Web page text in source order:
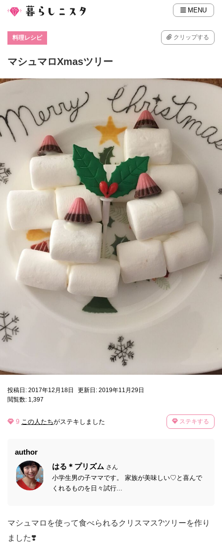
MENU
料理レシピ クリップする
マシュマロXmasツリー
投稿日: 2017年12月18日
更新日: 2019年11月29日
閲覧数: 1,397
9 この人たちがステキしました ステキする
author
はる＊プリズム さん
小学生男の子ママです。 家族が美味しい♡と喜んで
くれるものを日々試行...
マシュマロを使って食べられるクリスマス?ツリーを作り
ました❣️